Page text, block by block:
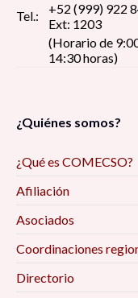
Tel.:
+52 (999) 922
Ext: 1203
(Horario de
14:30 horas)
¿Quiénes somos?
¿Qué es COMECSO?
Afiliación
Asociados
Coordinaciones
Directorio